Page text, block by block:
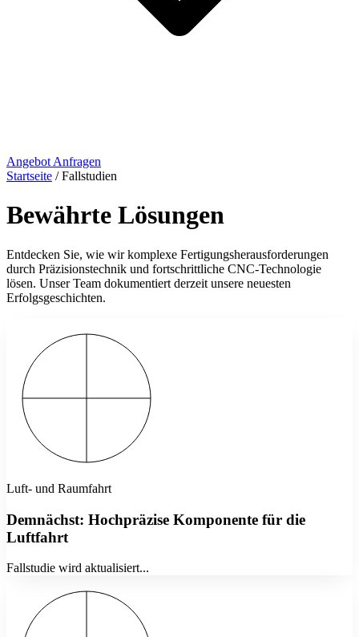
Angebot Anfragen
Startseite / Fallstudien
Bewährte Lösungen
Entdecken Sie, wie wir komplexe Fertigungsherausforderungen
durch Präzisionstechnik und fortschrittliche CNC-Technologie
lösen. Unser Team dokumentiert derzeit unsere neuesten
Erfolgsgeschichten.
Luft- und Raumfahrt
Demnächst: Hochpräzise Komponente für die
Luftfahrt
Fallstudie wird aktualisiert...